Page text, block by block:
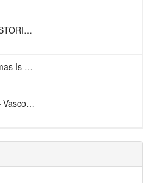
Tananai, Annalisa – STORIE BREVI
All I Want For Christmas Is You – Mariah Carey
Come Nelle Favole – Vasco Rossi